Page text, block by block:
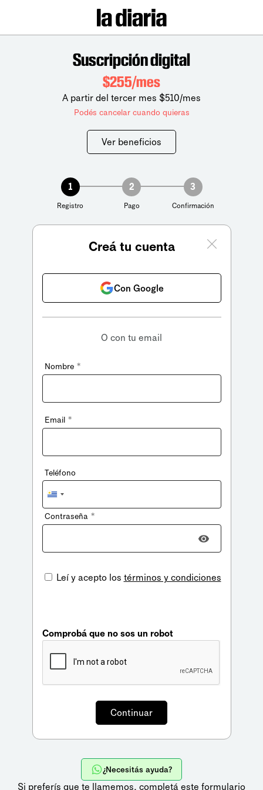
Suscripción digital
$255/mes
A partir del tercer mes $510/mes
Podés cancelar cuando quieras
Ver beneficios
1
Registro
2
Pago
3
Confirmación
Creá tu cuenta
Con Google
O con tu email
Nombre *
Email *
Teléfono
Uruguay
+598
Contraseña *
Leí y acepto los términos y condiciones
Comprobá que no sos un robot
¿Necesitás ayuda?
Si preferís que te llamemos, completá este formulario